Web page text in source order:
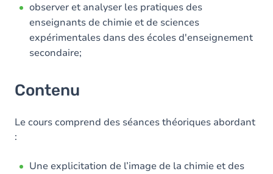
observer et analyser les pratiques des
enseignants de chimie et de sciences
expérimentales dans des écoles d'enseignement
secondaire;
Contenu
Le cours comprend des séances théoriques abordant
:
Une explicitation de l’image de la chimie et des